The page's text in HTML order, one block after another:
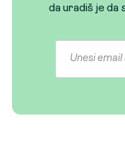
da uradiš je da